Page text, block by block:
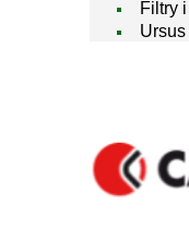
Filtry
Ursus